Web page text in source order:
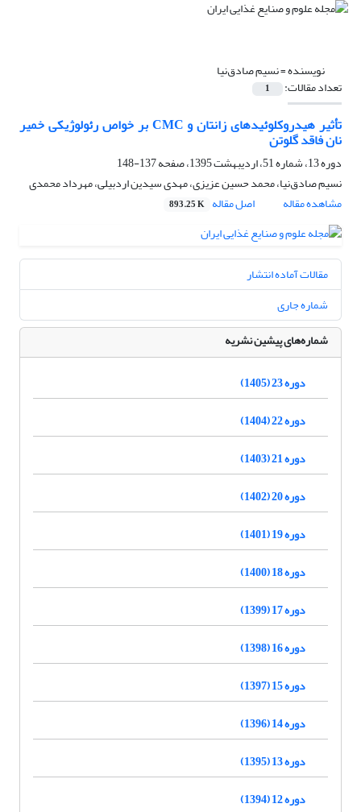
نویسنده =نسیم صادق‌نیا
تعداد مقالات: 1
تأثیر هیدروکلوئیدهای زانتان و CMC بر خواص رئولوژیکی خمیر
نان فاقد گلوتن
دوره 13، شماره 51، اردیبهشت 1395، صفحه
137-148
نسیم صادق‌نیا، محمد حسین عزیزی، مهدی سیدین اردبیلی، مهرداد محمدی
مشاهده مقاله
اصل مقاله 893.25 K
مقالات آماده انتشار
شماره جاری
شماره‌های پیشین نشریه
دوره 23 (1405)
دوره 22 (1404)
دوره 21 (1403)
دوره 20 (1402)
دوره 19 (1401)
دوره 18 (1400)
دوره 17 (1399)
دوره 16 (1398)
دوره 15 (1397)
دوره 14 (1396)
دوره 13 (1395)
دوره 12 (1394)